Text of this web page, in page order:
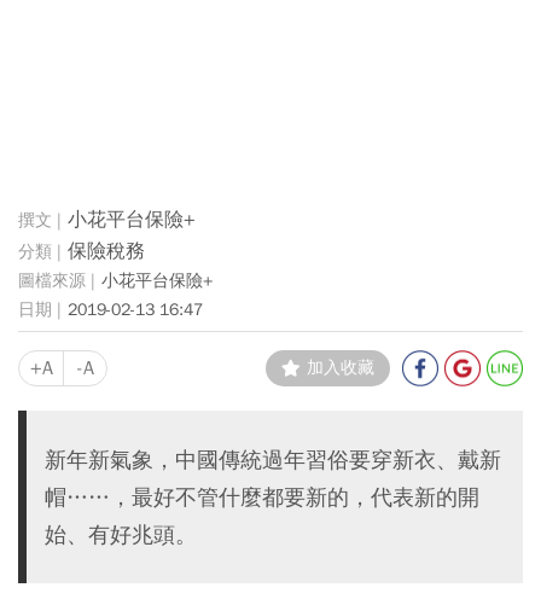
小花平台保險+
保險稅務
小花平台保險+
2019-02-13 16:47
+A -A 加入收藏
新年新氣象，中國傳統過年習俗要穿新衣、戴新
帽……，最好不管什麼都要新的，代表新的開
始、有好兆頭。